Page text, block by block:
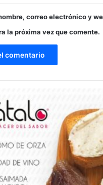
correo electrónico y
la próxima vez que comente.